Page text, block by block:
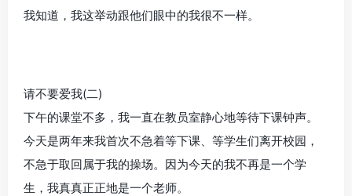
我知道，我这举动跟他们眼中的我很不一样。
请不要爱我(二)
下午的课堂不多，我一直在教员室静心地等待下课钟声。
今天是两年来我首次不急着等下课、等学生们离开校园，
不急于取回属于我的操场。因为今天的我不再是一个学
生，我真真正正地是一个老师。